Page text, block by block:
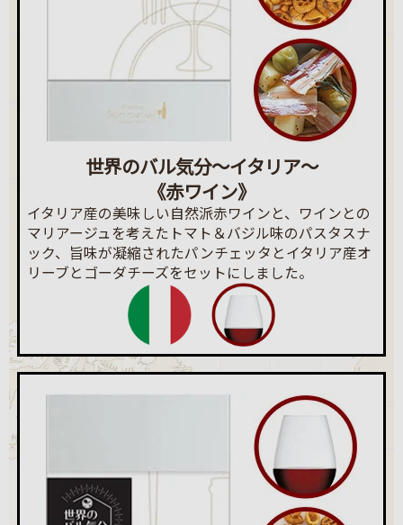
世界のバル気分～イタリア～
《赤ワイン》
イタリア産の美味しい自然派赤ワインと、ワインとの
マリアージュを考えたトマト＆バジル味のパスタスナ
ック、旨味が凝縮されたパンチェッタとイタリア産オ
リーブとゴーダチーズをセットにしました。